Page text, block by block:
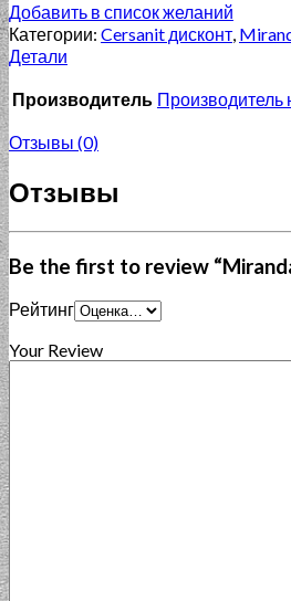
Добавить в список желаний
Категории: Cersanit дисконт,
Детали
Производитель Производитель
Отзывы (0)
Отзывы
Be the first to review
Рейтинг
Your Review